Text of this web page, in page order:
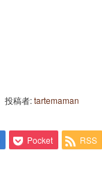
投稿者:tartemaman
Pocket RSS